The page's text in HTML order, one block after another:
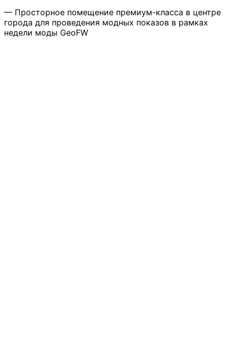
— Просторное помещение премиум-класса в центре
города для проведения модных показов в рамках
недели моды GeoFW